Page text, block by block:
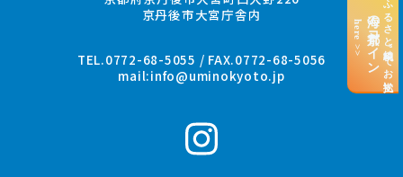
“ふるさと納税”でお支払い
海の京都コイン
here >>
京丹後市大宮庁舎内
TEL.0772-68-5055 / FAX.0772-68-5056
mail:info@uminokyoto.jp